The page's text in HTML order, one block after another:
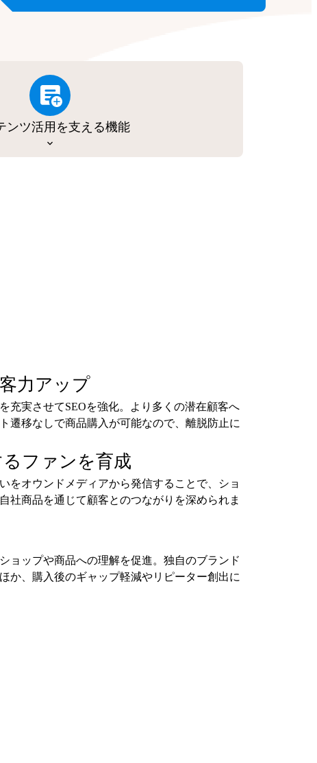
ンツ活用を支える機能
力アップ
充実させてSEOを強化。より多くの潜在顧客へ
遷移なしで商品購入が可能なので、離脱防止に
ファンを育成
をオウンドメディアから発信することで、ショ
社商品を通じて顧客とのつながりを深められま
ョップや商品への理解を促進。独自のブランド
か、購入後のギャップ軽減やリピーター創出に